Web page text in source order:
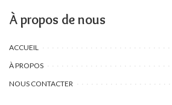
À propos de nous
ACCUEIL
À PROPOS
NOUS CONTACTER